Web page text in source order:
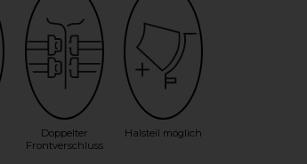
Doppelter
Frontverschluss
Halsteil möglich